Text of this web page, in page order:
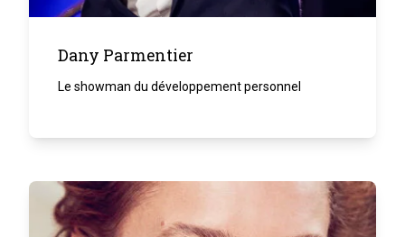
Dany Parmentier
Le showman du développement personnel